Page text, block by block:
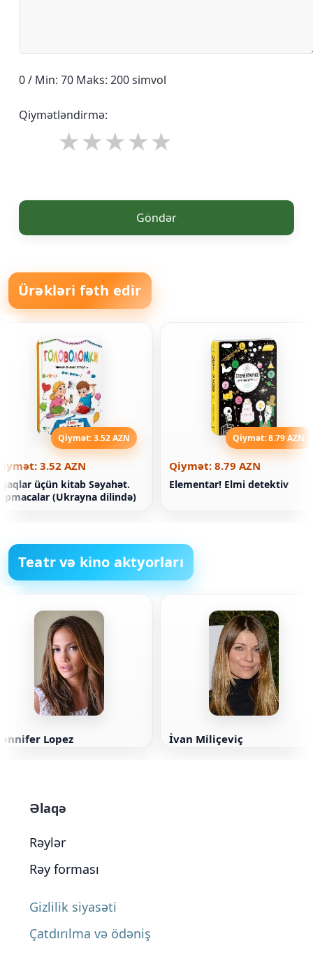
0 / Min: 70 Maks: 200 simvol
Qiymətləndirmə:
Göndər
Ürəkləri fəth edir
Qiymət: 3.52 AZN
3.52 AZN
üçün kitab Səyahət.
(Ukrayna dilində)
Qiymət: 8.79 AZN
Qiymət: 8.79 AZN
Elementar! Elmi detektiv
Teatr və kino aktyorları
Lopez İvan Miliçeviç
Əlaqə
Rəylər
Rəy forması
Gizlilik siyasəti
Çatdırılma və ödəniş